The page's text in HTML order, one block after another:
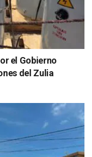
el Gobierno
del Zulia